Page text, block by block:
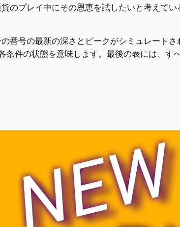
のプレイ中にその恩恵を試したいと考えて
番号の最新の深さとピークがシミュレート
条件の状態を意味します。最後の表には、す